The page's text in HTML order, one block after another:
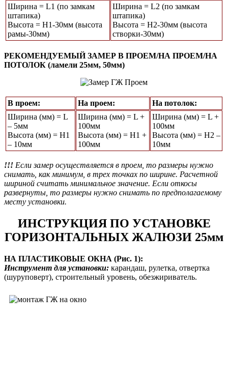
Ширина = L1 (по замкам
штапика)
Высота = Н1-30мм (высота
рамы-30мм)
Ширина = L2 (по замкам
штапика)
Высота = H2-30мм (высота
створки-30мм)
РЕКОМЕНДУЕМЫЙ ЗАМЕР В ПРОЕМ/НА ПРОЕМ/НА
ПОТОЛОК (ламели 25мм, 50мм)
В проем: На проем:
На потолок:
Ширина (мм) = L
– 5мм
Высота (мм) = Н1
– 10мм
Ширина (мм) = L +
100мм
Высота (мм) = Н1 +
100мм
Ширина (мм) = L +
100мм
Высота (мм) = Н2 –
10мм
!!! Если замер осуществляется в проем, то размеры нужно
снимать, как минимум, в трех точках по ширине. Расчетной
шириной считать минимальное значение. Если откосы
развернуты, то размеры нужно снимать по предполагаемому
месту установки.
ИНСТРУКЦИЯ ПО УСТАНОВКЕ
ГОРИЗОНТАЛЬНЫХ ЖАЛЮЗИ 25мм
НА ПЛАСТИКОВЫЕ ОКНА (Рис. 1):
Инструмент для установки: карандаш, рулетка, отвертка
(шуруповерт), строительный уровень, обезжириватель.